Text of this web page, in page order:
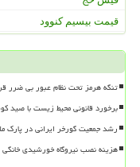
قیمت بیسیم کنوود
تنگه هرمز تحت نظام عبور بی ضرر
برخورد قانونی محیط زیست با صید
رشد جمعیت گورخر ایرانی در پارک ملی کویر تولد 5
هزینه نصب نیروگاه خورشیدی خانگی